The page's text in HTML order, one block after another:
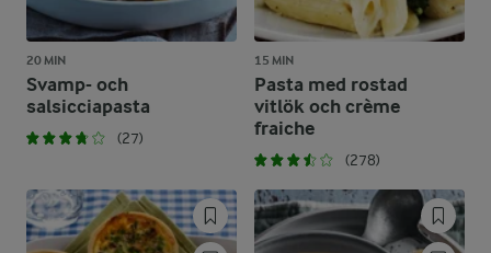
20 MIN
Svamp- och
salsicciapasta
(27)
15 MIN
Pasta med rostad
vitlök och crème
fraiche
(278)